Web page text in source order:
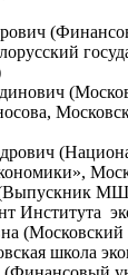
(Выпускник
Института
(Московский
школа